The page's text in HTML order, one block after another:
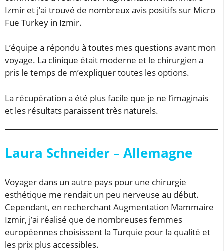
Izmir et j’ai trouvé de nombreux avis positifs sur Micro
Fue Turkey in Izmir.
L’équipe a répondu à toutes mes questions avant mon
voyage. La clinique était moderne et le chirurgien a
pris le temps de m’expliquer toutes les options.
La récupération a été plus facile que je ne l’imaginais
et les résultats paraissent très naturels.
Laura Schneider – Allemagne
Voyager dans un autre pays pour une chirurgie
esthétique me rendait un peu nerveuse au début.
Cependant, en recherchant Augmentation Mammaire
Izmir, j’ai réalisé que de nombreuses femmes
européennes choisissent la Turquie pour la qualité et
les prix plus accessibles.